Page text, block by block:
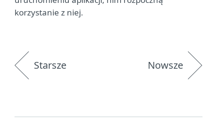
korzystanie z niej.
Starsze Nowsze